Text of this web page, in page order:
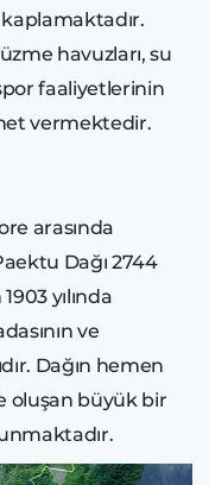
kaplamaktadır.
havuzları, su
faaliyetlerinin
vermektedir.
arasında
Dağı 2744
yılında
ve
Dağın hemen
oluşan büyük bir